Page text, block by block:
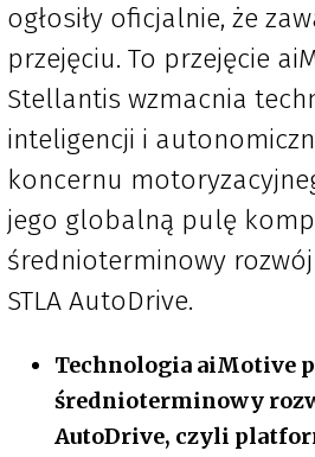
ogłosiły oficjalnie, że
przejęciu. To przejęcie
Stellantis wzmacnia
inteligencji i
koncernu
jego globalną pulę
średnioterminowy
STLA AutoDrive.
Technologia aiMotive
średnioterminowy
AutoDrive, czyli